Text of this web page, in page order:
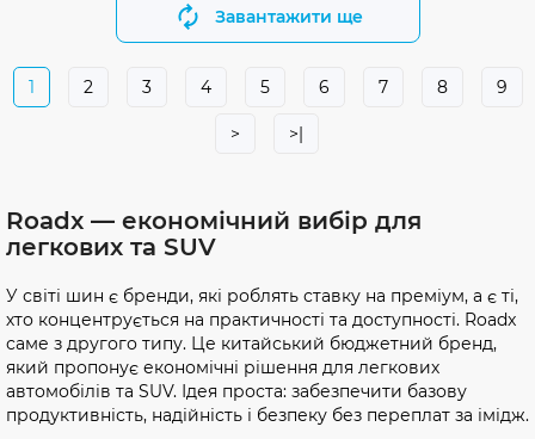
Завантажити ще
1 2 3 4 5 6 7 8 9
> >|
Roadx — економічний вибір для
легкових та SUV
У світі шин є бренди, які роблять ставку на преміум, а є ті,
хто концентрується на практичності та доступності. Roadx
саме з другого типу. Це китайський бюджетний бренд,
який пропонує економічні рішення для легкових
автомобілів та SUV. Ідея проста: забезпечити базову
продуктивність, надійність і безпеку без переплат за імідж.